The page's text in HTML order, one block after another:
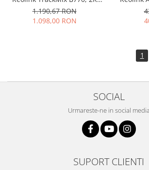
4MP, dual lens (wide + tele),
zoom hibrid 6x, auto-tracking
AI, detectie persoana/vehicul,
1.190,67 RON
1.098,00 RON
1
SOCIAL
Urmareste-ne in social media
SUPORT CLIENTI